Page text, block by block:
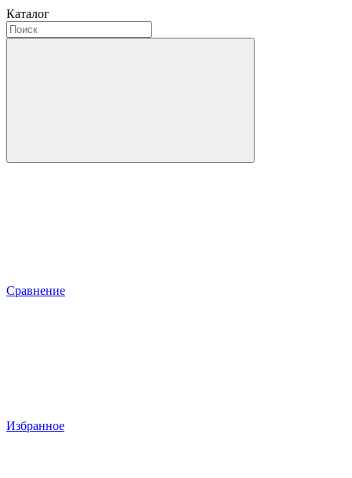
Каталог
Сравнение
Избранное